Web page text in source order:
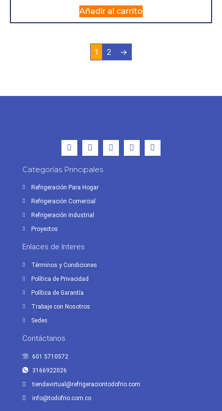
Añadir al carrito
1 2 →
Categorías Principales
Refrigeración Para Hogar
Refrigeración Comercial
Refrigeración Industrial
Proyectos
Enlaces de Interes
Términos y Condiciones
Política de Privacidad
Política de Garantía
Trabaje con Nosotros
Sedes
Contáctanos
601 5710572
3166922026
tiendavirtual@refrigeraciontodofrio.com
info@todofrio.com.co